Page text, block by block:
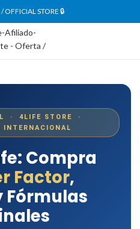
OFFICIAL STORE 🔒
· 4LIFE STORE ·
INTERNACIONAL
Compra
Factor,
Fórmulas